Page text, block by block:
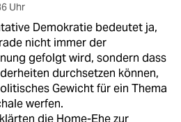
Uhr
Demokratie bedeutet ja,
nicht immer der
gefolgt wird, sondern dass
durchsetzen können,
Gewicht für ein Thema
werfen.
die Home-Ehe zur